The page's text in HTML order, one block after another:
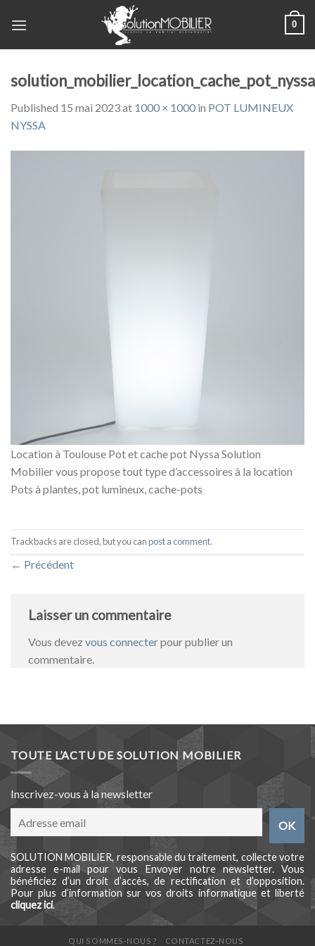
0
Published 15 mai 2023at 1000 × 1000 in POT LUMINEUX
NYSSA
Location à Toulouse Pot et cache pot Nyssa Solution
Mobilier vous propose tout type d’accessoires à la location
Pots à plantes, pot lumineux, cache-pots
Trackbacks are closed, but you canpost a comment.
← Précédent
Laisser un commentaire
Vous devez vous connecterpour publier un
commentaire.
TOUTE L’ACTU DE SOLUTION MOBILIER
Inscrivez-vous à la newsletter
SOLUTION MOBILIER, responsable du traitement, collecte votre
adresse e-mail pour vous Envoyer notre newsletter. Vous
bénéficiez d’un droit d’accès, de rectification et d’opposition.
Pour plus d’information sur vos droits informatique et liberté
cliquez ici.
QUI SOMMES-NOUS ?
CONTACTEZ-NOUS